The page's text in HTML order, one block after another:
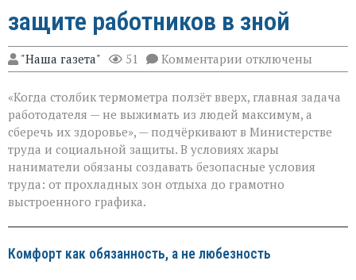
защите работников в зной
"Наша газета" 51 Комментарии к
записи
не
должна
стоить
здоровья»:
Минтруда — о
защите
работников
в
отключены
«Когда столбик термометра ползёт вверх, главная задача
работодателя — не выжимать из людей максимум, а
сберечь их здоровье», — подчёркивают в Министерстве
труда и социальной защиты. В условиях жары
наниматели обязаны создавать безопасные условия
труда: от прохладных зон отдыха до грамотно
выстроенного графика.
Комфорт как обязанность, а не любезность